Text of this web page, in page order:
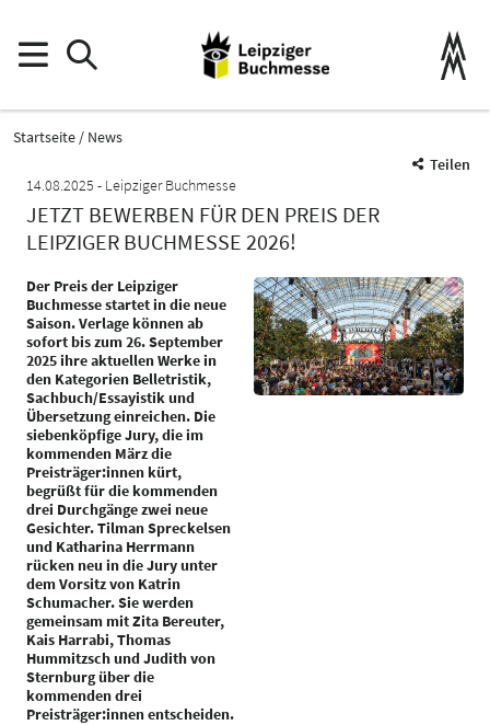
Startseite
News
Teilen
14.08.2025
Leipziger Buchmesse
JETZT BEWERBEN FÜR DEN PREIS DER
LEIPZIGER BUCHMESSE 2026!
Der Preis der Leipziger
Buchmesse startet in die neue
Saison. Verlage können ab
sofort bis zum 26. September
2025 ihre aktuellen Werke in
den Kategorien Belletristik,
Sachbuch/Essayistik und
Übersetzung einreichen. Die
siebenköpfige Jury, die im
kommenden März die
Preisträger:innen kürt,
begrüßt für die kommenden
drei Durchgänge zwei neue
Gesichter. Tilman Spreckelsen
und Katharina Herrmann
rücken neu in die Jury unter
dem Vorsitz von Katrin
Schumacher. Sie werden
gemeinsam mit Zita Bereuter,
Kais Harrabi, Thomas
Hummitzsch und Judith von
Sternburg über die
kommenden drei
Preisträger:innen entscheiden.